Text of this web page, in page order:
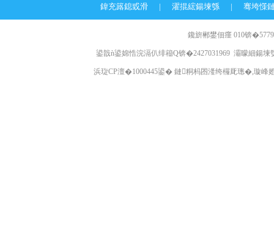
鍏充簬鎴戜滑 | 濯掍綋鍚堜綔 | 骞垮憡
鑱旂郴鐢佃瘽 010锛
鍙戠ǹ鍙婂悎浣滆仈绯籕Q锛�2427031969 灞曚細鍚堜
浜琁CP澶�1000445鍙� 鏈粡杩囨湰绔欏厑璁�,璇峰